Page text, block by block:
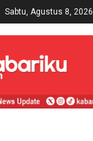
Sabtu, Agustus 8, 2026